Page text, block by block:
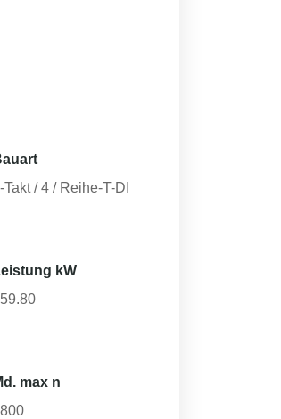
Takt / 4 / Reihe-T-DI
kW
max n